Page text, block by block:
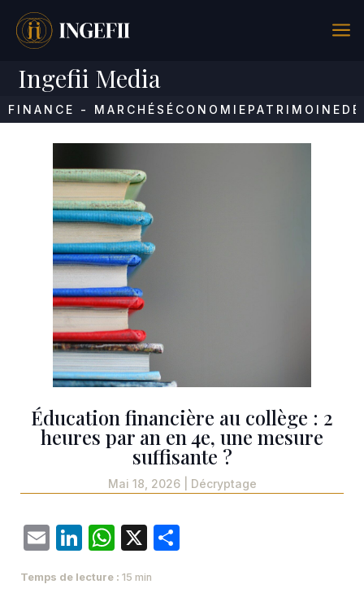
a
Ingefii Media
FINANCE - MARCHÉS ÉCONOMIE PATRIMOINE
Éducation financière au collège : 2
heures par an en 4e, une mesure
suffisante ?
Mai 18, 2026| Décryptage
EmailLinkedIn
WhatsApp
X
Temps de lecture : 15 min